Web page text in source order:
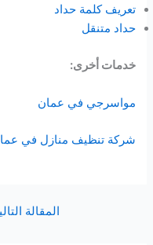
تعريف كلمة حداد
حداد متنقل
خدمات أخرى:
مواسرجي في عمان
شركة تنظيف منازل في
المقالة